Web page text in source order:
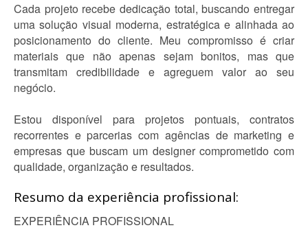
Cada projeto recebe dedicação total, buscando entregar
uma solução visual moderna, estratégica e alinhada ao
posicionamento do cliente. Meu compromisso é criar
materiais que não apenas sejam bonitos, mas que
transmitam credibilidade e agreguem valor ao seu
negócio.
Estou disponível para projetos pontuais, contratos
recorrentes e parcerias com agências de marketing e
empresas que buscam um designer comprometido com
qualidade, organização e resultados.
Resumo da experiência profissional:
EXPERIÊNCIA PROFISSIONAL